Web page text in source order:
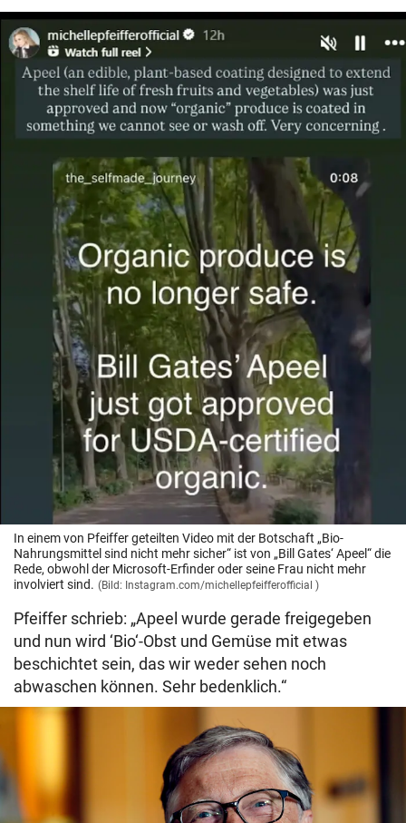
In einem von Pfeiffer geteilten Video mit der Botschaft „Bio-
Nahrungsmittel sind nicht mehr sicher“ ist von „Bill Gates‘ Apeel“ die
Rede, obwohl der Microsoft-Erfinder oder seine Frau nicht mehr
involviert sind. (Bild: Instagram.com/michellepfeifferofficial )
Pfeiffer schrieb: „Apeel wurde gerade freigegeben
und nun wird ‘Bio‘-Obst und Gemüse mit etwas
beschichtet sein, das wir weder sehen noch
abwaschen können. Sehr bedenklich.“